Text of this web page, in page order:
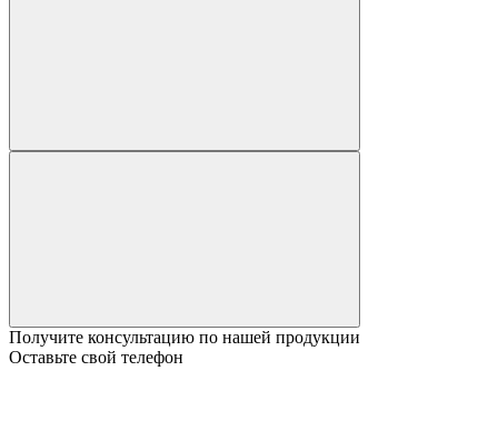
Получите консультацию по нашей продукции
Оставьте свой телефон